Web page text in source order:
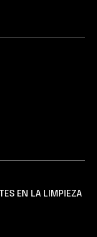
EN LA LIMPIEZA